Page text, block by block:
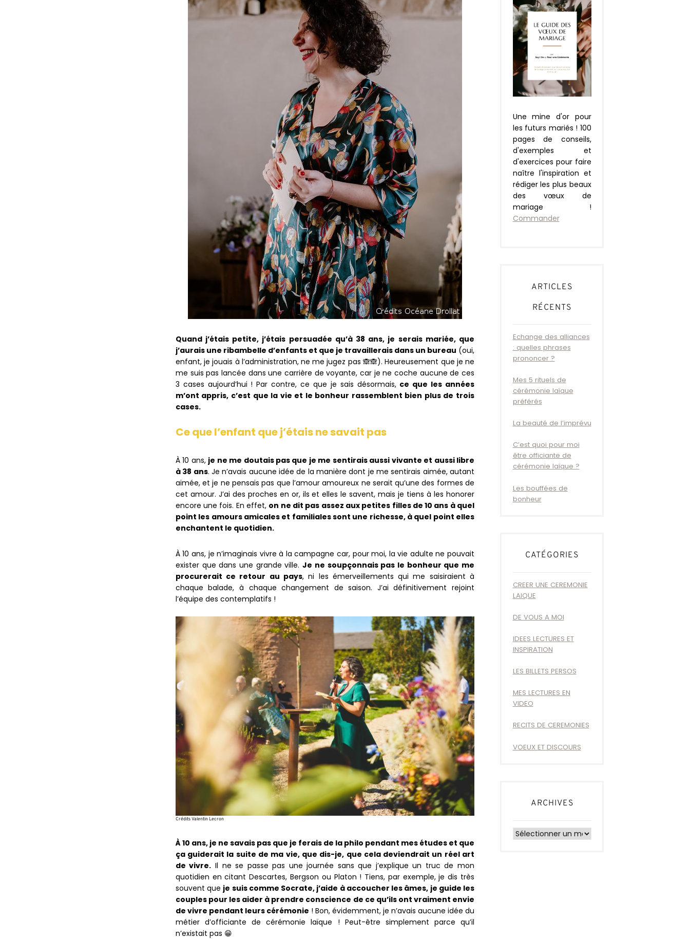
Quand j’étais petite, j’étais persuadée qu’à 38 ans, je serais mariée, que
j’aurais une ribambelle d’enfants et que je travaillerais dans un bureau (oui,
enfant, je jouais à l’administration, ne me jugez pas 🙈🙈). Heureusement que je ne
me suis pas lancée dans une carrière de voyante, car je ne coche aucune de ces
3 cases aujourd’hui ! Par contre, ce que je sais désormais, ce que les années
m’ont appris, c’est que la vie et le bonheur rassemblent bien plus de trois
cases.
Ce que l’enfant que j’étais ne savait pas
À 10 ans, je ne me doutais pas que je me sentirais aussi vivante et aussi libre
à 38 ans. Je n’avais aucune idée de la manière dont je me sentirais aimée, autant
aimée, et je ne pensais pas que l’amour amoureux ne serait qu’une des formes de
cet amour. J’ai des proches en or, ils et elles le savent, mais je tiens à les honorer
encore une fois. En effet, on ne dit pas assez aux petites filles de 10 ans à quel
point les amours amicales et familiales sont une richesse, à quel point elles
enchantent le quotidien.
À 10 ans, je n’imaginais vivre à la campagne car, pour moi, la vie adulte ne pouvait
exister que dans une grande ville.Je ne soupçonnais pas le bonheur que me
procurerait ce retour au pays, ni les émerveillements qui me saisiraient à
chaque balade, à chaque changement de saison. J’ai définitivement rejoint
l’équipe des contemplatifs !
Crédits Valentin Lecron
À 10 ans, je ne savais pas que je ferais de la philo pendant mes études et que
ça guiderait la suite de ma vie, que dis-je, que cela deviendrait un réel art
de vivre. Il ne se passe pas une journée sans que j’explique un truc de mon
quotidien en citant Descartes, Bergson ou Platon ! Tiens, par exemple, je dis très
souvent que je suis comme Socrate, j’aide à accoucher les âmes, je guide les
couples pour les aider à prendre conscience de ce qu’ils ont vraiment envie
de vivre pendant leurs cérémonie ! Bon, évidemment, je n’avais aucune idée du
métier d’officiante de cérémonie laïque ! Peut-être simplement parce qu’il
n’existait pas 😁
Une mine d'or pour
les futurs mariés ! 100
pages de conseils,
d'exemples et
d'exercices pour faire
naître l'inspiration et
rédiger les plus beaux
des vœux de
mariage !
Commander
ARTICLES
RÉCENTS
Echange des alliances
: quelles phrases
prononcer ?
Mes 5 rituels de
cérémonie laïque
préférés
La beauté de l’imprévu
C’est quoi pour moi
être officiante de
cérémonie laïque ?
Les bouffées de
bonheur
CATÉGORIES
CREER UNE CEREMONIE
LAIQUE
DE VOUS A MOI
IDEES LECTURES ET
INSPIRATION
LES BILLETS PERSOS
MES LECTURES EN
VIDEO
RECITS DE CEREMONIES
VOEUX ET DISCOURS
ARCHIVES
Archives